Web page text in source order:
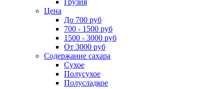
Цена
До 700 руб
700 - 1500 руб
1500 - 3000 руб
От 3000 руб
Содержание сахара
Сухое
Полусухое
Полусладкое